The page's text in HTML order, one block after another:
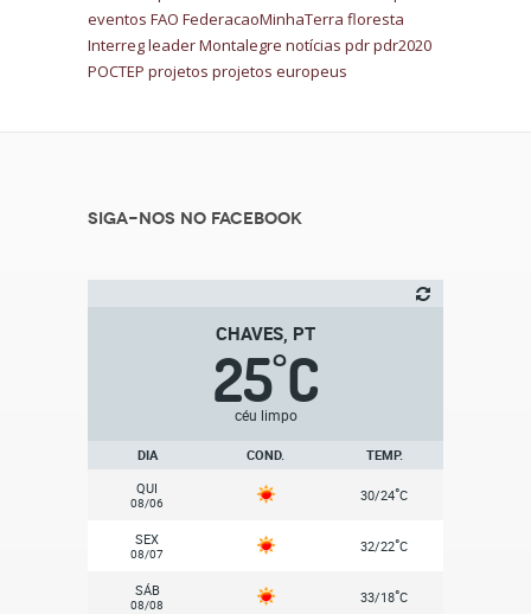
eventos FAO FederacaoMinhaTerra floresta
InterregleaderMontalegre notícias pdrpdr2020
POCTEP projetos projetos europeus
Siga-nos no Facebook
CHAVES, PT
25°C
céu limpo
DIA COND.
TEMP.
QUI
08/06 30/24°C
SEX
08/07 32/22°C
SÁB
08/08 33/18°C